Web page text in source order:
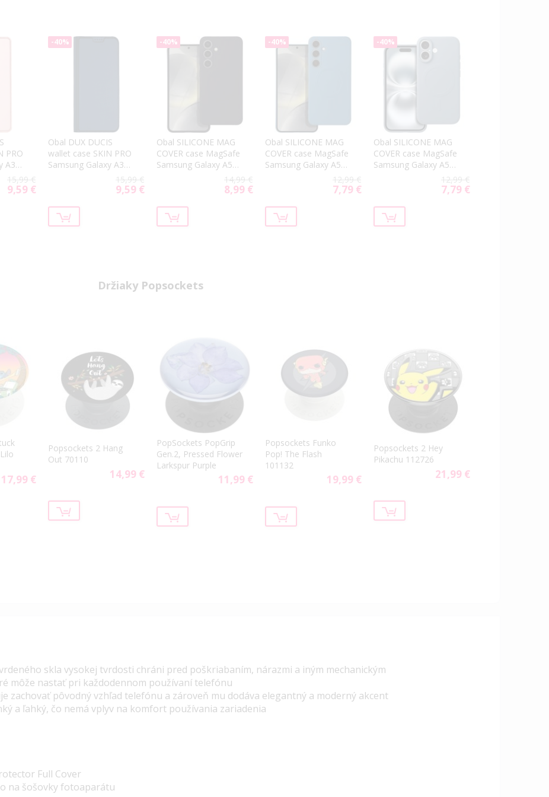
PRO
A36
15,99 €
Special
9,59 €
-40%
Obal DUX DUCIS
wallet case SKIN PRO
Samsung Galaxy A36
5G A366/56 5G A56615,99 €
Special
9,59 €
-40%
Obal SILICONE MAG
COVER case MagSafe
Samsung Galaxy A56
14,99 €
Special
8,99 €
-40%
Obal SILICONE MAG
COVER case MagSafe
Samsung Galaxy A56
12,99 €
Special
7,79 €
-40%
Obal SILICONE MAG
COVER case MagSafe
Samsung Galaxy A56
12,99 €
Special
7,79 €
Držiaky Popsockets
17,99 €
Popsockets 2 Hang
Out 70110
14,99 €
PopSockets PopGrip
Gen.2, Pressed Flower
Larkspur Purple
11,99 €
Popsockets Funko
Pop! The Flash
101132
19,99 €
Popsockets 2 Hey
Pikachu 112726
21,99 €
skla vysokej tvrdosti chráni pred poškriabaním, nárazmi a iným mechanickým
môže nastať pri každodennom používaní telefónu
zachovať pôvodný vzhľad telefónu a zároveň mu dodáva elegantný a moderný akcent
a ľahký, čo nemá vplyv na komfort používania zariadenia
Full Cover
na šošovky fotoaparátu